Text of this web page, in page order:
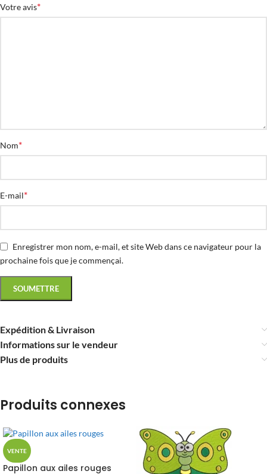
Votre avis*
Nom*
E-mail*
Enregistrer mon nom, e-mail, et site Web dans ce navigateur pour la
prochaine fois que je commençai.
Expédition & Livraison
Informations sur le vendeur
Plus de produits
Produits connexes
VENTE
Papillon aux ailes rouges